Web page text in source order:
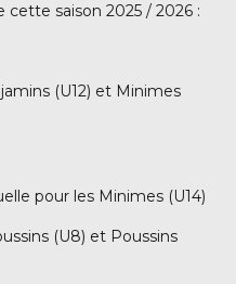
cette saison 2025 / 2026 :
(U12) et Minimes
pour les Minimes (U14)
(U8) et Poussins